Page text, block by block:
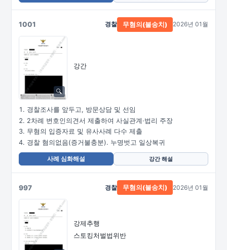
1001
강간
경찰 무혐의(불송치) 2026년 01월
경찰조사를 앞두고, 방문상담 및 선임
2차례 변호인의견서 제출하여 사실관계·법리 주장
무혐의 입증자료 및 유사사례 다수 제출
경찰 혐의없음(증거불충분). 누명벗고 일상복귀
사례 심화해설 강간 해설
997
강제추행
스토킹처벌법위반
경찰 무혐의(불송치) 2026년 01월